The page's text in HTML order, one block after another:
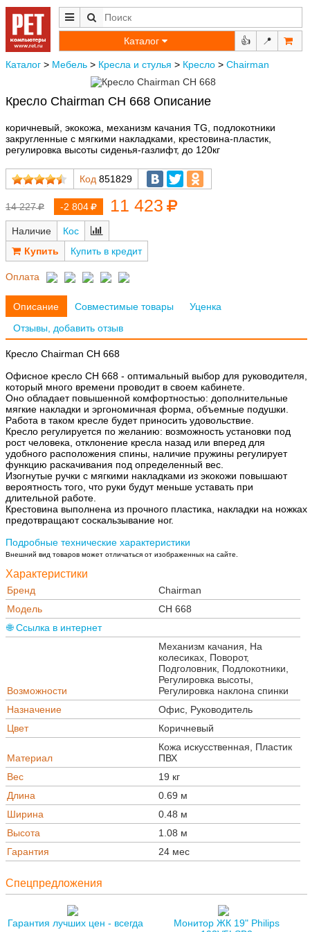
Каталог 👍 📍
Каталог > Мебель > Кресла и стулья > Кресло > Chairman
Кресло Chairman CH 668 Описание
коричневый, экокожа, механизм качания TG, подлокотники
закругленные с мягкими накладками, крестовина-пластик,
регулировка высоты сиденья-газлифт, до 120кг
Код 851829
14 227 -2 804 11 423
Наличие
Кос
Купить в кредит
Оплата
Описание Совместимые товары
Уценка
Отзывы, добавить отзыв
Кресло Chairman CH 668
Офисное кресло СН 668 - оптимальный выбор для руководителя,
который много времени проводит в своем кабинете.
Оно обладает повышенной комфортностью: дополнительные
мягкие накладки и эргономичная форма, объемные подушки.
Работа в таком кресле будет приносить удовольствие.
Кресло регулируется по желанию: возможность установки под
рост человека, отклонение кресла назад или вперед для
удобного расположения спины, наличие пружины регулирует
функцию раскачивания под определенный вес.
Изогнутые ручки с мягкими накладками из экокожи повышают
вероятность того, что руки будут меньше уставать при
длительной работе.
Крестовина выполнена из прочного пластика, накладки на ножках
предотвращают соскальзывание ног.
Подробные технические характеристики
Внешний вид товаров может отличаться от изображенных на сайте.
Характеристики
Бренд
Chairman
Модель
CH 668
🌐 Ссылка в интернет
Возможности
Механизм качания, На
колесиках, Поворот,
Подголовник, Подлокотники,
Регулировка высоты,
Регулировка наклона спинки
Назначение
Офис, Руководитель
Цвет
Коричневый
Материал
Кожа искусственная, Пластик
ПВХ
Вес
19 кг
Длина
0.69 м
Ширина
0.48 м
Высота
1.08 м
Гарантия
24 мес
Спецпредложения
Гарантия лучших цен - всегда
Монитор ЖК 19" Philips